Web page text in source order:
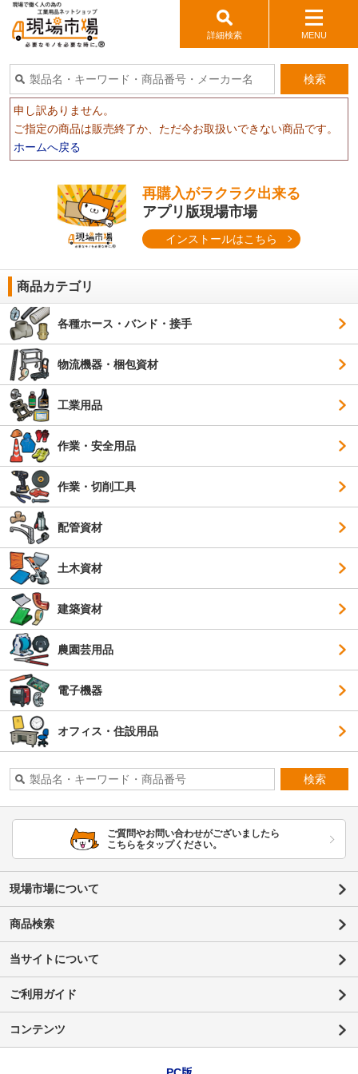
詳細検索 MENU
検索
申し訳ありません。
ご指定の商品は販売終了か、ただ今お取扱いできない商品です。
ホームへ戻る
再購入がラクラク出来る
アプリ版現場市場
インストールはこちら
商品カテゴリ
各種ホース・バンド・接手
物流機器・梱包資材
工業用品
作業・安全用品
作業・切削工具
配管資材
土木資材
建築資材
農園芸用品
電子機器
オフィス・住設用品
検索
ご質問やお問い合わせがございましたら
こちらをタップください。
現場市場について
商品検索
当サイトについて
ご利用ガイド
コンテンツ